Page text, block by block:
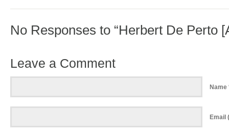
No Responses to “Herbert De Perto
Leave a Comment
Name
Email